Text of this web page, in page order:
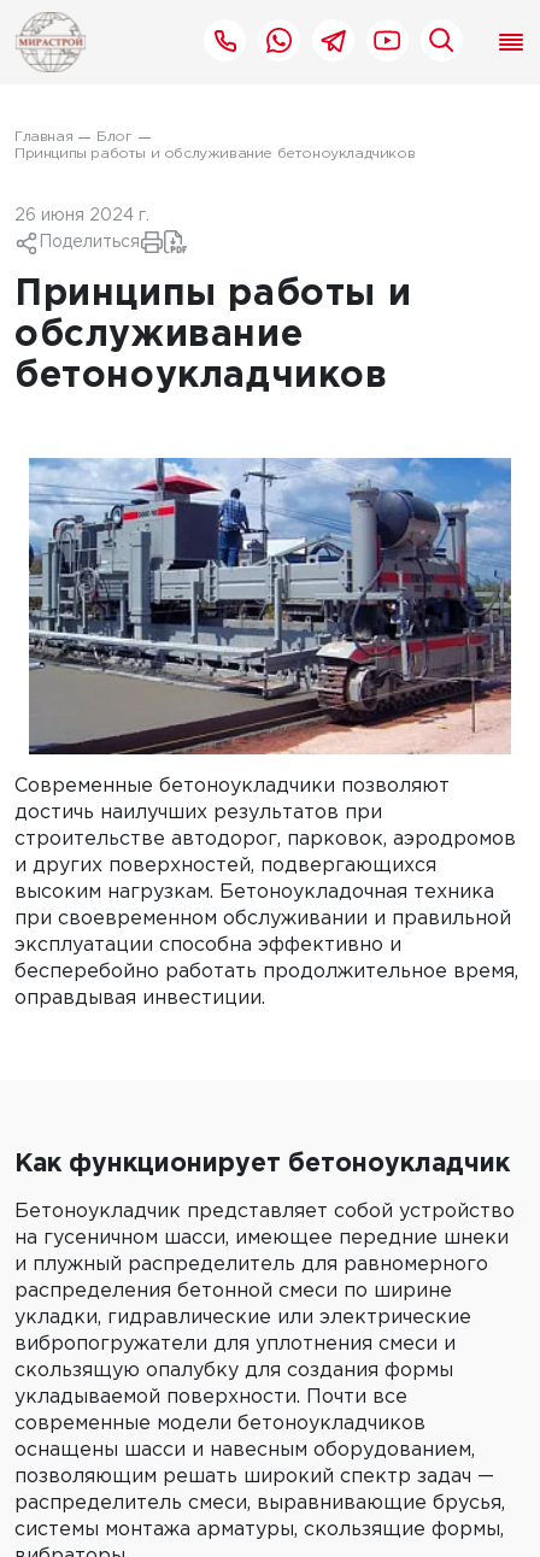
Главная
Блог
Принципы работы и обслуживание бетоноукладчиков
26 июня 2024 г.
Поделиться
Принципы работы и
обслуживание
бетоноукладчиков
Современные бетоноукладчики позволяют
достичь наилучших результатов при
строительстве автодорог, парковок, аэродромов
и других поверхностей, подвергающихся
высоким нагрузкам. Бетоноукладочная техника
при своевременном обслуживании и правильной
эксплуатации способна эффективно и
бесперебойно работать продолжительное время,
оправдывая инвестиции.
Как функционирует бетоноукладчик
Бетоноукладчик представляет собой устройство
на гусеничном шасси, имеющее передние шнеки
и плужный распределитель для равномерного
распределения бетонной смеси по ширине
укладки, гидравлические или электрические
вибропогружатели для уплотнения смеси и
скользящую опалубку для создания формы
укладываемой поверхности. Почти все
современные модели бетоноукладчиков
оснащены шасси и навесным оборудованием,
позволяющим решать широкий спектр задач —
распределитель смеси, выравнивающие брусья,
системы монтажа арматуры, скользящие формы,